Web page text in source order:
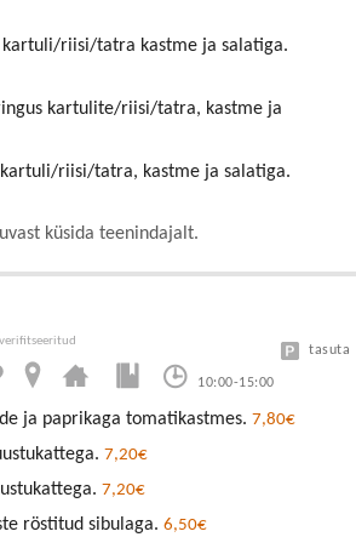
kartuli/riisi/tatra kastme ja salatiga.
kartulite/riisi/tatra, kastme ja
riisi/tatra, kastme ja salatiga.
küsida teenindajalt.
10:00-15:00
tasuta
ja paprikaga tomatikastmes. 7,80€
7,20€
7,20€
röstitud sibulaga. 6,50€